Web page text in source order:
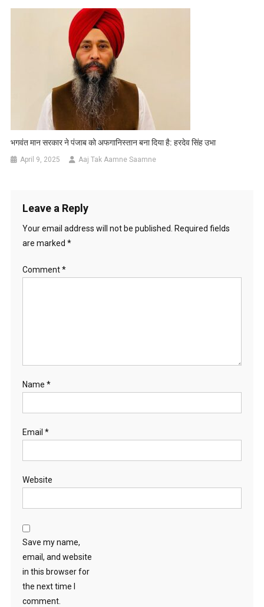
भगवंत मान सरकार ने पंजाब को अफगानिस्तान बना दिया है: हरदेव सिंह उभा
April 9, 2025 Aaj Tak Aamne Saamne
Leave a Reply
Your email address will not be published. Required fields
are marked *
Comment*
Name *
Email *
Website
Save my name,
email, and website
in this browser for
the next time I
comment.